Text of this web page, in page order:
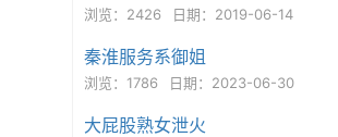
浏览：2426 日期：2019-06-14
秦淮服务系御姐
浏览：1786 日期：2023-06-30
大屁股熟女泄火